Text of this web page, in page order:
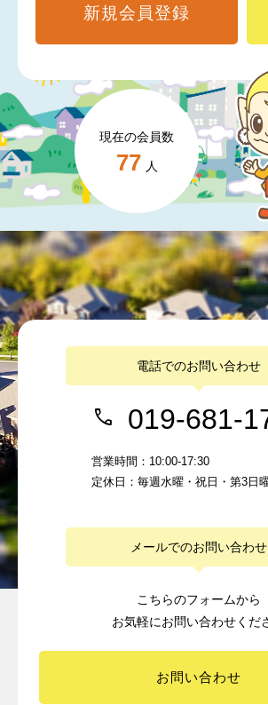
現在の会員数
77 人
新規会員登録
電話でのお問い合わせ
019-681-
営業時間：10:00-17:30
定休日：毎週水曜・祝日・第3日
メールでのお問い合わせ
こちらのフォームから
お気軽にお問い合わせくだ
お問い合わせ